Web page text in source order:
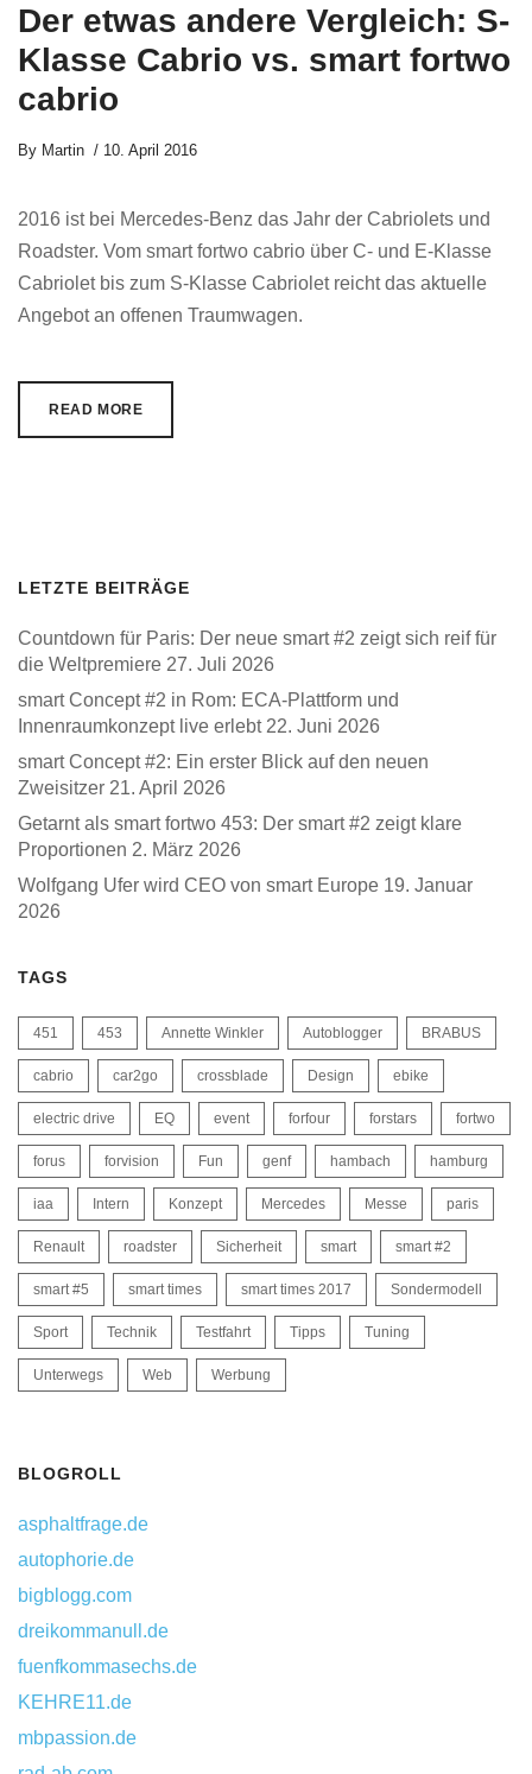
Der etwas andere Vergleich: S-
Klasse Cabrio vs. smart fortwo
cabrio
By Martin 10. April 2016
2016 ist bei Mercedes-Benz das Jahr der Cabriolets und
Roadster. Vom smart fortwo cabrio über C- und E-Klasse
Cabriolet bis zum S-Klasse Cabriolet reicht das aktuelle
Angebot an offenen Traumwagen.
READ MORE
LETZTE BEITRÄGE
Countdown für Paris: Der neue smart #2 zeigt sich reif für
die Weltpremiere 27. Juli 2026
smart Concept #2 in Rom: ECA-Plattform und
Innenraumkonzept live erlebt 22. Juni 2026
smart Concept #2: Ein erster Blick auf den neuen
Zweisitzer 21. April 2026
Getarnt als smart fortwo 453: Der smart #2 zeigt klare
Proportionen 2. März 2026
Wolfgang Ufer wird CEO von smart Europe 19. Januar
2026
TAGS
451 453 Annette Winkler Autoblogger BRABUS
cabrio car2go crossblade Design ebike
electric drive EQ event forfour forstars fortwo
forus forvision Fun genf hambach hamburg
iaa Intern Konzept Mercedes Messe paris
Renault roadster Sicherheit smart smart #2
smart #5 smart times smart times 2017 Sondermodell
Sport Technik Testfahrt Tipps Tuning
Unterwegs Web Werbung
BLOGROLL
asphaltfrage.de
autophorie.de
bigblogg.com
dreikommanull.de
fuenfkommasechs.de
KEHRE11.de
mbpassion.de